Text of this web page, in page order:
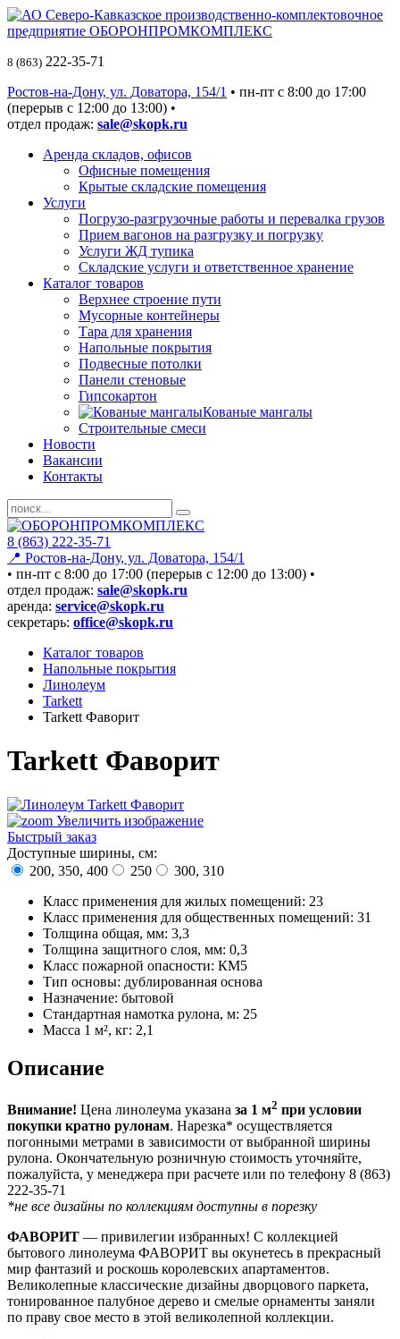
8 (863) 222-35-71
Ростов-на-Дону, ул. Доватора, 154/1 • пн-пт c 8:00 до 17:00
(перерыв с 12:00 до 13:00) •
отдел продаж: sale@skopk.ru
Аренда складов, офисов
Офисные помещения
Крытые складские помещения
Услуги
Погрузо-разгрузочные работы и перевалка грузов
Прием вагонов на разгрузку и погрузку
Услуги ЖД тупика
Складские услуги и ответственное хранение
Каталог товаров
Верхнее строение пути
Мусорные контейнеры
Тара для хранения
Напольные покрытия
Подвесные потолки
Панели стеновые
Гипсокартон
Кованые мангалы
Строительные смеси
Новости
Вакансии
Контакты
8 (863) 222-35-71
📍 Ростов-на-Дону, ул. Доватора, 154/1
• пн-пт c 8:00 до 17:00 (перерыв с 12:00 до 13:00) •
отдел продаж: sale@skopk.ru
аренда: service@skopk.ru
секретарь: office@skopk.ru
Каталог товаров
Напольные покрытия
Линолеум
Tarkett
Tarkett Фаворит
Tarkett Фаворит
Увеличить изображение
Быстрый заказ
Доступные ширины, см:
200, 350, 400
250
300, 310
Класс применения для жилых помещений: 23
Класс применения для общественных помещений: 31
Толщина общая, мм: 3,3
Толщина защитного слоя, мм: 0,3
Класс пожарной опасности: КМ5
Тип основы: дублированная основа
Назначение: бытовой
Стандартная намотка рулона, м: 25
Масса 1 м², кг: 2,1
Описание
Внимание! Цена линолеума указана за 1 м2 при условии
покупки кратно рулонам. Нарезка* осуществляется
погонными метрами в зависимости от выбранной ширины
рулона. Окончательную розничную стоимость уточняйте,
пожалуйста, у менеджера при расчете или по телефону 8 (863)
222-35-71
*не все дизайны по коллекциям доступны в порезку
ФАВОРИТ — привилегии избранных! С коллекцией
бытового линолеума ФАВОРИТ вы окунетесь в прекрасный
мир фантазий и роскошь королевских апартаментов.
Великолепные классические дизайны дворцового паркета,
тонированное палубное дерево и смелые орнаменты заняли
по праву свое место в этой великолепной коллекции.